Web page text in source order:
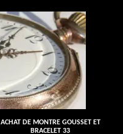
ACHAT DE MONTRE GOUSSET ET
BRACELET 33